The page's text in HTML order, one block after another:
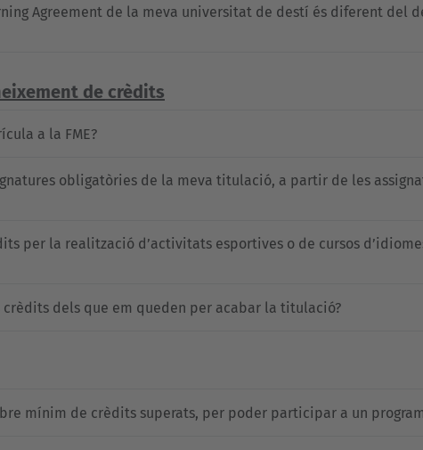
Agreement de la meva universitat de destí és diferent del
de crèdits
a la FME?
obligatòries de la meva titulació, a partir de les
per la realització d’activitats esportives o de cursos
crèdits dels que em queden per acabar la titulació?
mínim de crèdits superats, per poder participar a un